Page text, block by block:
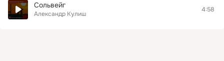
Сольвейг
Александр Кулиш
4:58